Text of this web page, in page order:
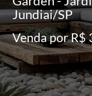
Jundiai/SP
Venda por